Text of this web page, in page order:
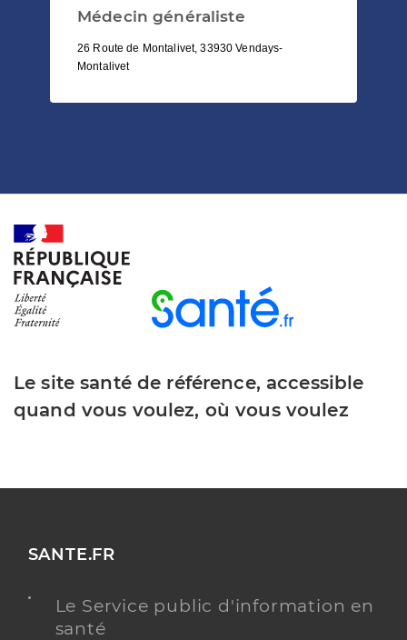
Médecin généraliste
26 Route de Montalivet, 33930 Vendays-
Montalivet
Le site santé de référence, accessible
quand vous voulez, où vous voulez
SANTE.FR
Le Service public d'information en
santé